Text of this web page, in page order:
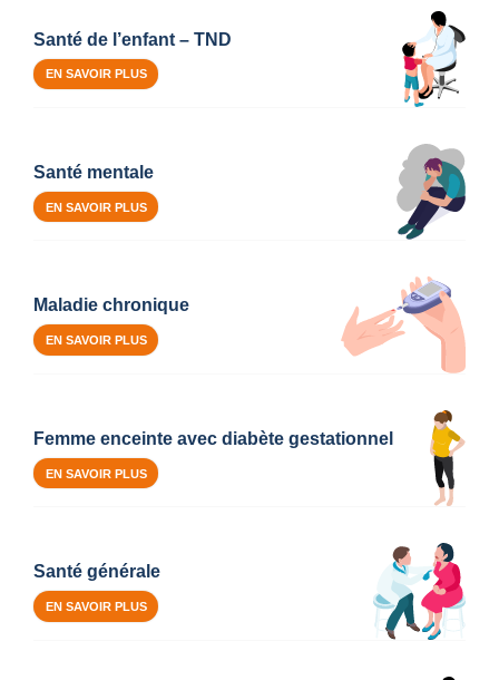
Santé de l’enfant – TND
EN SAVOIR PLUS
Santé mentale
EN SAVOIR PLUS
Maladie chronique
EN SAVOIR PLUS
Femme enceinte avec diabète gestationnel
EN SAVOIR PLUS
Santé générale
EN SAVOIR PLUS